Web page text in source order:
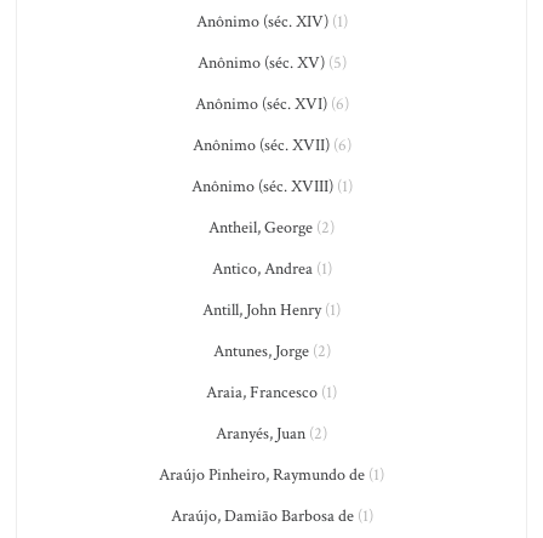
Anônimo (séc. XIV)(1)
Anônimo (séc. XV)(5)
Anônimo (séc. XVI)(6)
Anônimo (séc. XVII)(6)
Anônimo (séc. XVIII)(1)
Antheil, George (2)
Antico, Andrea(1)
Antill, John Henry(1)
Antunes, Jorge(2)
Araia, Francesco (1)
Aranyés, Juan (2)
Araújo Pinheiro, Raymundo de (1)
Araújo, Damião Barbosa de(1)